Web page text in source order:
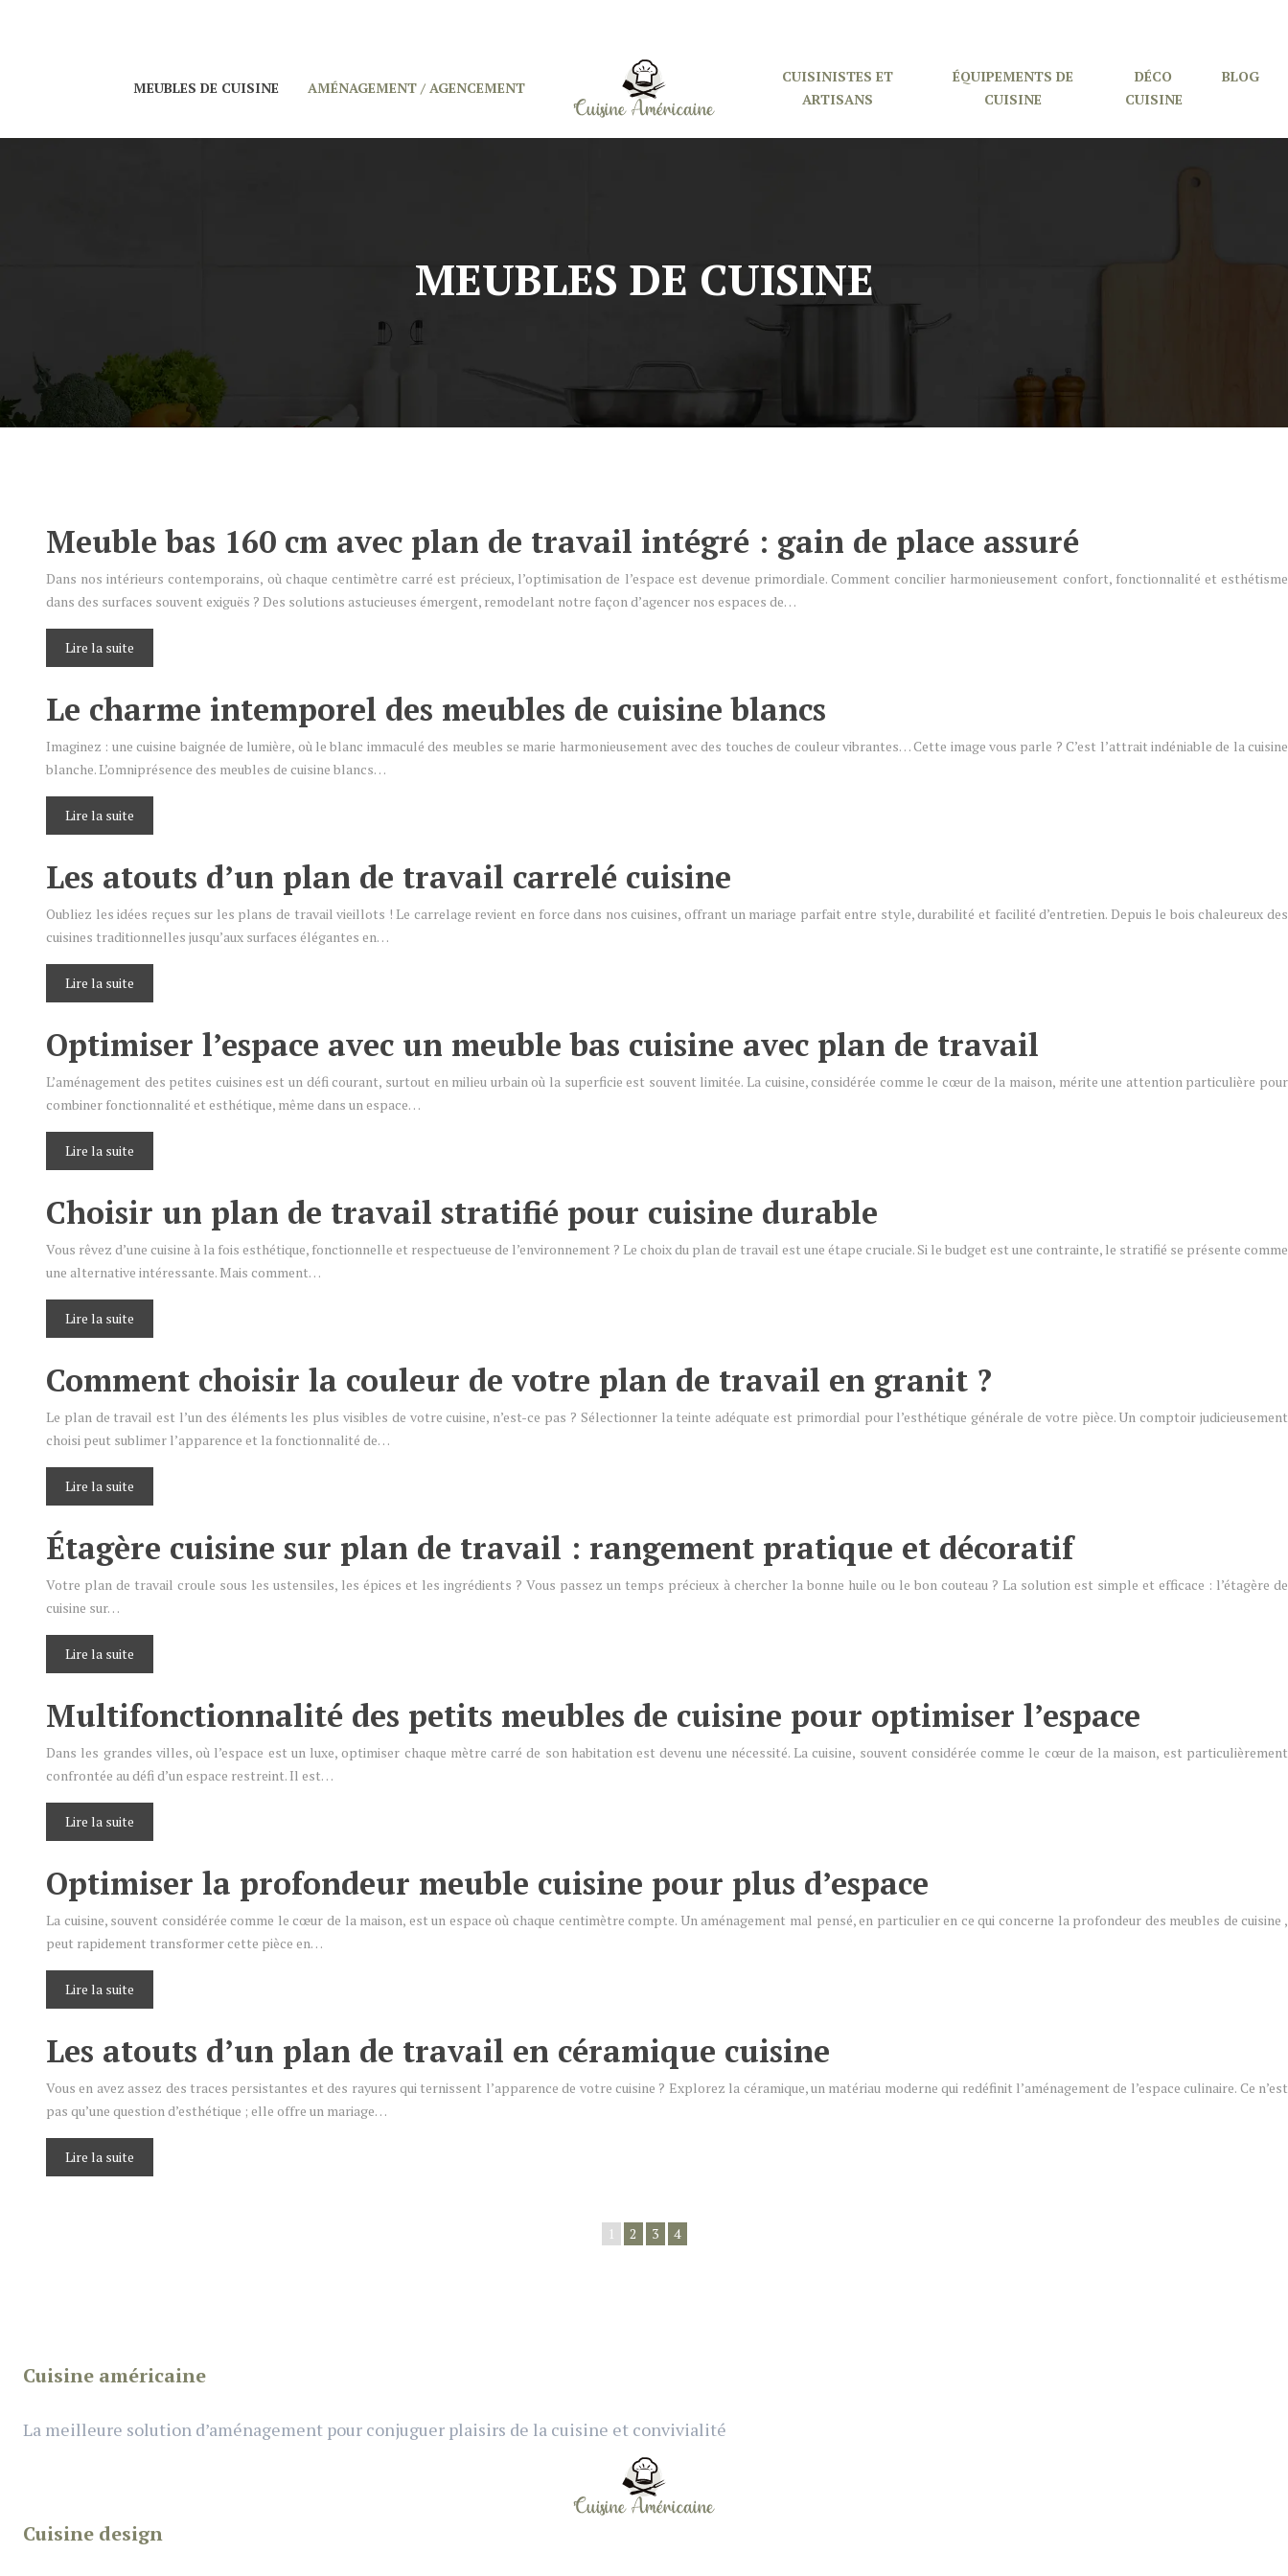
AMÉNAGEMENT / AGENCEMENT
MEUBLES DE CUISINE
CUISINISTES ET
ARTISANS
ÉQUIPEMENTS DE
CUISINE
DÉCO
CUISINE
BLOG
MEUBLES DE CUISINE
Meuble bas 160 cm avec plan de travail intégré : gain de place assuré
Dans nos intérieurs contemporains, où chaque centimètre carré est précieux, l’optimisation de l’espace est devenue primordiale. Comment concilier harmonieusement confort, fonctionnalité et esthétisme
dans des surfaces souvent exiguës ? Des solutions astucieuses émergent, remodelant notre façon d’agencer nos espaces de…
Lire la suite
Le charme intemporel des meubles de cuisine blancs
Imaginez : une cuisine baignée de lumière, où le blanc immaculé des meubles se marie harmonieusement avec des touches de couleur vibrantes… Cette image vous parle ? C’est l’attrait indéniable de la cuisine
blanche. L’omniprésence des meubles de cuisine blancs…
Lire la suite
Les atouts d’un plan de travail carrelé cuisine
Oubliez les idées reçues sur les plans de travail vieillots ! Le carrelage revient en force dans nos cuisines, offrant un mariage parfait entre style, durabilité et facilité d’entretien. Depuis le bois chaleureux des
cuisines traditionnelles jusqu’aux surfaces élégantes en…
Lire la suite
Optimiser l’espace avec un meuble bas cuisine avec plan de travail
L’aménagement des petites cuisines est un défi courant, surtout en milieu urbain où la superficie est souvent limitée. La cuisine, considérée comme le cœur de la maison, mérite une attention particulière pour
combiner fonctionnalité et esthétique, même dans un espace…
Lire la suite
Choisir un plan de travail stratifié pour cuisine durable
Vous rêvez d’une cuisine à la fois esthétique, fonctionnelle et respectueuse de l’environnement ? Le choix du plan de travail est une étape cruciale. Si le budget est une contrainte, le stratifié se présente comme
une alternative intéressante. Mais comment…
Lire la suite
Comment choisir la couleur de votre plan de travail en granit ?
Le plan de travail est l’un des éléments les plus visibles de votre cuisine, n’est-ce pas ? Sélectionner la teinte adéquate est primordial pour l’esthétique générale de votre pièce. Un comptoir judicieusement
choisi peut sublimer l’apparence et la fonctionnalité de…
Lire la suite
Étagère cuisine sur plan de travail : rangement pratique et décoratif
Votre plan de travail croule sous les ustensiles, les épices et les ingrédients ? Vous passez un temps précieux à chercher la bonne huile ou le bon couteau ? La solution est simple et efficace : l’étagère de
cuisine sur…
Lire la suite
Multifonctionnalité des petits meubles de cuisine pour optimiser l’espace
Dans les grandes villes, où l’espace est un luxe, optimiser chaque mètre carré de son habitation est devenu une nécessité. La cuisine, souvent considérée comme le cœur de la maison, est particulièrement
confrontée au défi d’un espace restreint. Il est…
Lire la suite
Optimiser la profondeur meuble cuisine pour plus d’espace
La cuisine, souvent considérée comme le cœur de la maison, est un espace où chaque centimètre compte. Un aménagement mal pensé, en particulier en ce qui concerne la profondeur des meubles de cuisine ,
peut rapidement transformer cette pièce en…
Lire la suite
Les atouts d’un plan de travail en céramique cuisine
Vous en avez assez des traces persistantes et des rayures qui ternissent l’apparence de votre cuisine ? Explorez la céramique, un matériau moderne qui redéfinit l’aménagement de l’espace culinaire. Ce n’est
pas qu’une question d’esthétique ; elle offre un mariage…
Lire la suite
1 2 3 4
Cuisine américaine
La meilleure solution d’aménagement pour conjuguer plaisirs de la cuisine et convivialité
Cuisine design